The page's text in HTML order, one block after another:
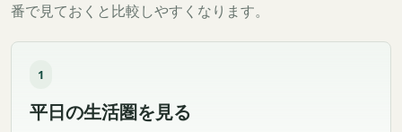
番で見ておくと比較しやすくなります。
1
平日の生活圏を見る